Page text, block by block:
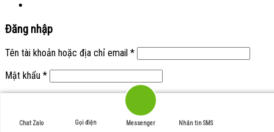
Chat Zalo Gọi điện Messenger Nhắn tin SMS
Đăng nhập
Tên tài khoản hoặc địa chỉ email *
Mật khẩu *
Đăng nhập
Quên mật khẩu?